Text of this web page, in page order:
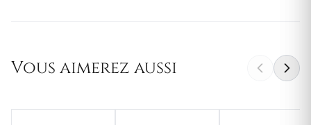
Vous aimerez aussi